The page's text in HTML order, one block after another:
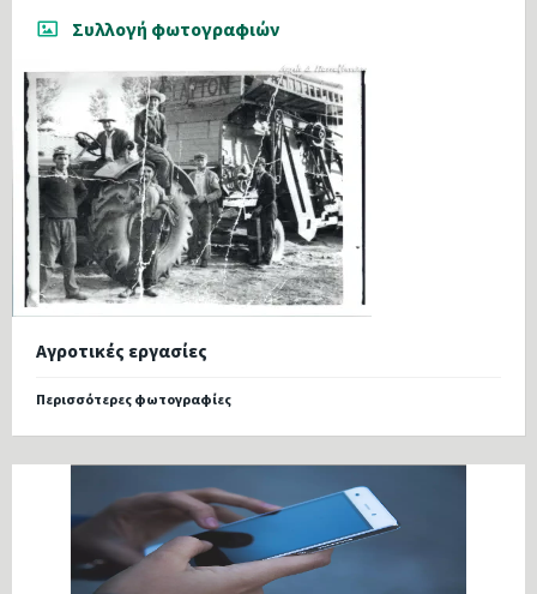
Συλλογή φωτογραφιών
Αγροτικές εργασίες
Περισσότερες φωτογραφίες